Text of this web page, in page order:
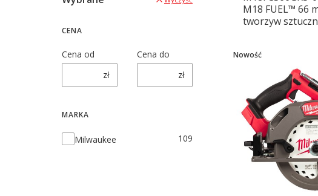
CENA
Cena od
zł
Cena do
zł
MARKA
Marka
Milwaukee 109
Nowość
M18 FUEL™ 66
tworzyw